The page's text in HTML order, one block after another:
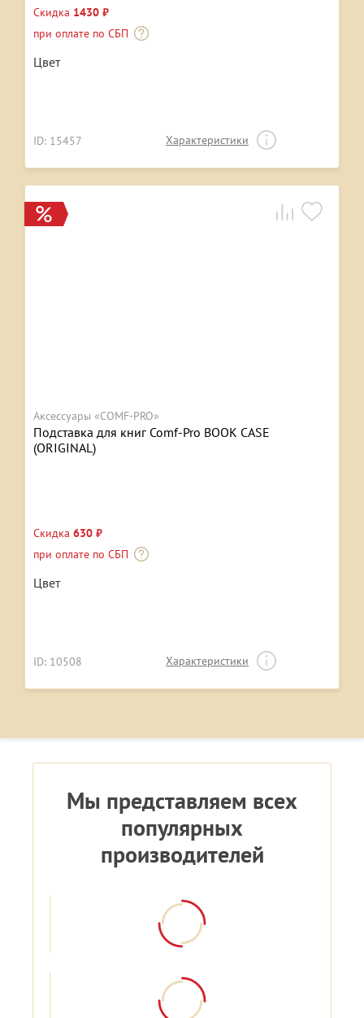
Скидка 1430 ₽
при оплате по СБП
Цвет
ID: 15457 Характеристики
Аксессуары «COMF-PRO»
Подставка для книг Comf-Pro BOOK CASE
(ORIGINAL)
Скидка 630 ₽
при оплате по СБП
Цвет
ID: 10508 Характеристики
Мы представляем всех
популярных
производителей